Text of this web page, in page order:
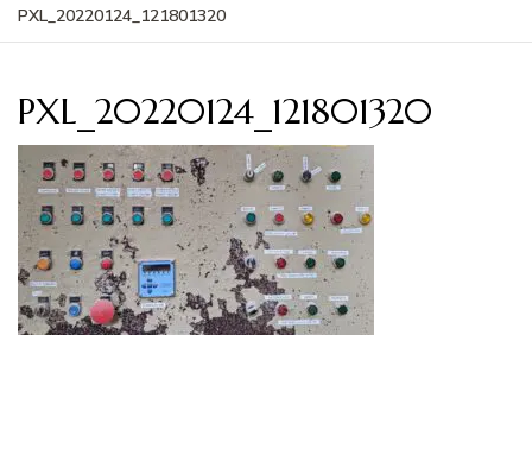
PXL_20220124_121801320
PXL_20220124_121801320